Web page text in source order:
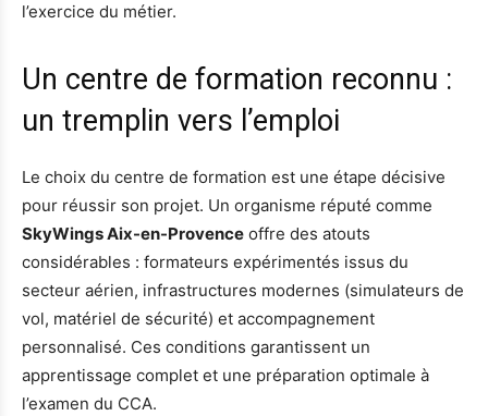
l’exercice du métier.
Un centre de formation reconnu :
un tremplin vers l’emploi
Le choix du centre de formation est une étape décisive
pour réussir son projet. Un organisme réputé comme
SkyWings Aix-en-Provence offre des atouts
considérables : formateurs expérimentés issus du
secteur aérien, infrastructures modernes (simulateurs de
vol, matériel de sécurité) et accompagnement
personnalisé. Ces conditions garantissent un
apprentissage complet et une préparation optimale à
l’examen du CCA.